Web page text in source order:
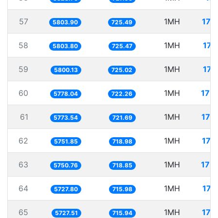
57 5803.90 725.49 1MH
58 5803.80 725.47 1MH
59 5800.13 725.02 1MH
60 5778.04 722.26 1MH
61 5773.54 721.69 1MH
62 5751.85 718.98 1MH
63 5750.76 718.85 1MH
64 5727.80 715.98 1MH
65 5727.51 715.94 1MH